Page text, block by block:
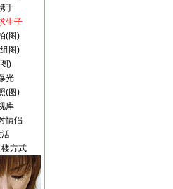
手
生子
(图)
图)
)
光
(图)
库
情侣
方式